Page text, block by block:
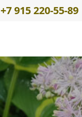
+7 915 220-55-89